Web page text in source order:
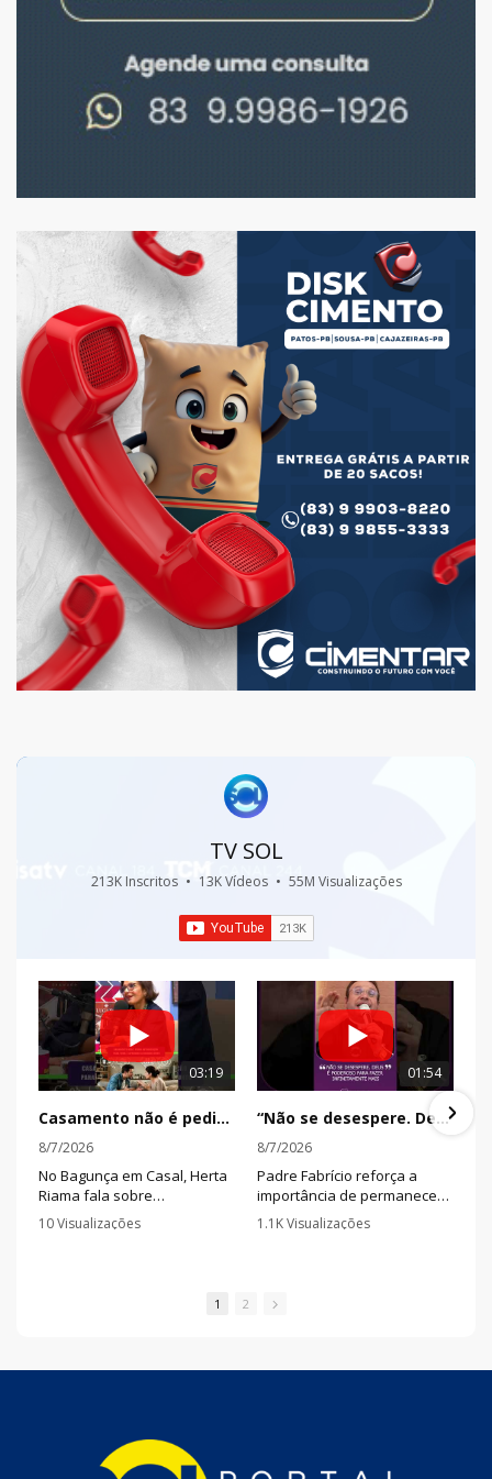
TV SOL
213K Inscritos • 13K Vídeos • 55M Visualizações
03:19
Casamento não é pedir autorização para tudo, é aprender a decidir junto
8/7/2026
No Bagunça em Casal, Herta
Riama fala sobre
dependência emocional,
acordos e diálogo,
façam sentido para os dois.
10 Visualizações
01:54
“Não se desespere. Deus é poderoso para fazer infinitamente mais”
8/7/2026
Padre Fabrício reforça a
importância de permanecer
firme na fé mesmo quando
as circunstâncias apontam
1.1K Visualizações
1 2